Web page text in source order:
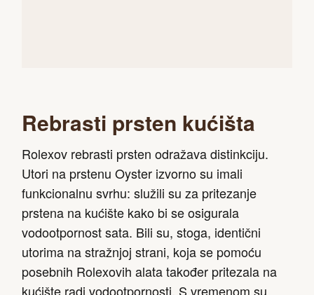
Rebrasti prsten kućišta
Rolexov rebrasti prsten odražava distinkciju.
Utori na prstenu Oyster izvorno su imali
funkcionalnu svrhu: služili su za pritezanje
prstena na kućište kako bi se osigurala
vodootpornost sata. Bili su, stoga, identični
utorima na stražnjoj strani, koja se pomoću
posebnih Rolexovih alata također pritezala na
kućište radi vodootpornosti. S vremenom su